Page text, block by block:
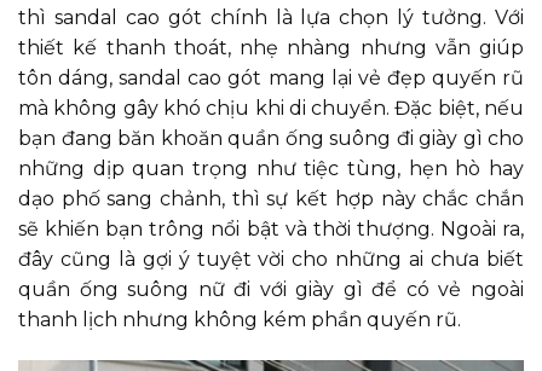
thì sandal cao gót chính là lựa chọn lý tưởng. Với
thiết kế thanh thoát, nhẹ nhàng nhưng vẫn giúp
tôn dáng, sandal cao gót mang lại vẻ đẹp quyến rũ
mà không gây khó chịu khi di chuyển. Đặc biệt, nếu
bạn đang băn khoăn quần ống suông đi giày gì cho
những dịp quan trọng như tiệc tùng, hẹn hò hay
dạo phố sang chảnh, thì sự kết hợp này chắc chắn
sẽ khiến bạn trông nổi bật và thời thượng. Ngoài ra,
đây cũng là gợi ý tuyệt vời cho những ai chưa biết
quần ống suông nữ đi với giày gì để có vẻ ngoài
thanh lịch nhưng không kém phần quyến rũ.